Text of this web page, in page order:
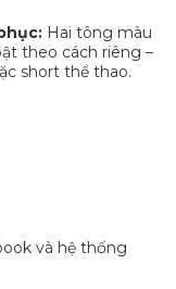
Hai tông màu
theo cách riêng –
short thể thao.
và hệ thống